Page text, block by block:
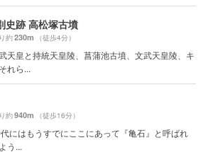
史跡 高松塚古墳
約230m （徒歩4分）
天皇と持統天皇陵、菖蒲池古墳、文武天皇陵、キ
れら...
約940m （徒歩16分）
にはもうすでにここにあって『亀石』と呼ばれ
う...